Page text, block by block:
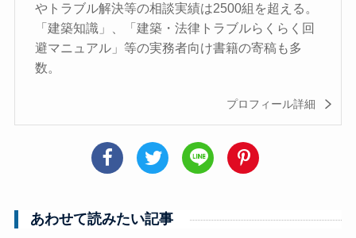
やトラブル解決等の相談実績は2500組を超える。
「建築知識」、「建築・法律トラブルらくらく回
避マニュアル」等の実務者向け書籍の寄稿も多
数。
プロフィール詳細
あわせて読みたい記事